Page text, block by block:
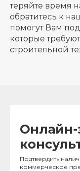
теряйте время
обратитесь к
помогут Вам
которые
строительной
Онлайн-
Подтвердить
коммерческое